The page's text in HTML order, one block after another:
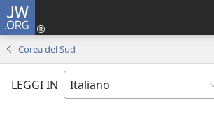
JW.ORG
Corea del Sud
LEGGI IN